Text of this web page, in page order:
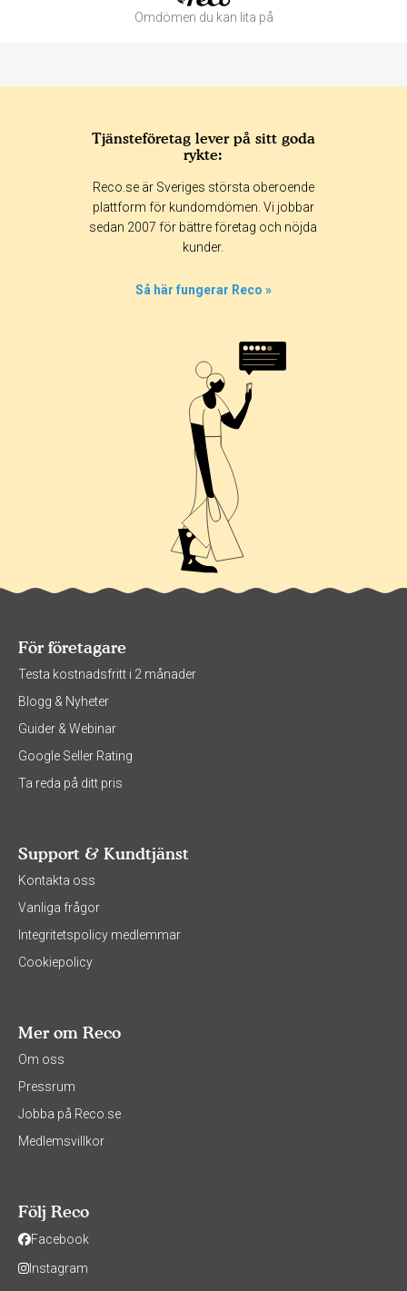
Omdömen du kan lita på
365 dagar 90 dagar
30 dagar
Tjänsteföretag lever på sitt goda
rykte:
Reco.se är Sveriges största oberoende
plattform för kundomdömen. Vi jobbar
sedan 2007 för bättre företag och nöjda
kunder.
Så här fungerar Reco »
För företagare
Testa kostnadsfritt i 2 månader
Blogg & Nyheter
Guider & Webinar
Google Seller Rating
Ta reda på ditt pris
Support & Kundtjänst
Kontakta oss
Vanliga frågor
Integritetspolicy medlemmar
Cookiepolicy
Mer om Reco
Om oss
Pressrum
Jobba på Reco.se
Medlemsvillkor
Följ Reco
Facebook
Instagram